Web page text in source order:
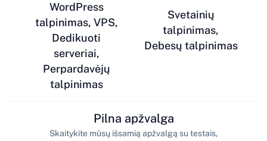
WordPress
talpinimas, VPS,
Dedikuoti
serveriai,
Perpardavėjų
talpinimas
Svetainių
talpinimas,
Debesų talpinimas
Pilna apžvalga
Skaitykite mūsų išsamią apžvalgą su testais,